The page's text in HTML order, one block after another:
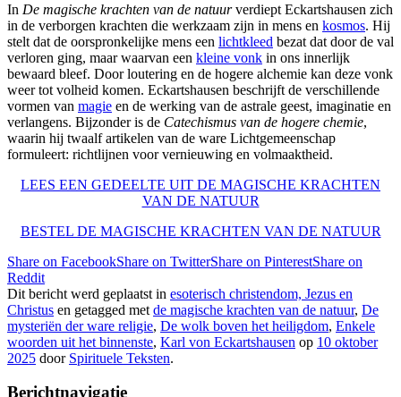
In De magische krachten van de natuurverdiept Eckartshausen zich
in de verborgen krachten die werkzaam zijn in mens en kosmos. Hij
stelt dat de oorspronkelijke mens een lichtkleed bezat dat door de val
verloren ging, maar waarvan een kleine vonk in ons innerlijk
bewaard bleef. Door loutering en de hogere alchemie kan deze vonk
weer tot volheid komen. Eckartshausen beschrijft de verschillende
vormen van magie en de werking van de astrale geest, imaginatie en
verlangens. Bijzonder is de Catechismus van de hogere chemie,
waarin hij twaalf artikelen van de ware Lichtgemeenschap
formuleert: richtlijnen voor vernieuwing en volmaaktheid.
LEES EEN GEDEELTE UIT DE MAGISCHE KRACHTEN
VAN DE NATUUR
BESTEL DE MAGISCHE KRACHTEN VAN DE NATUUR
Share on FacebookShare on TwitterShare on PinterestShare on
Reddit
Dit bericht werd geplaatst in esoterisch christendom, Jezus en
Christus en getagged met de magische krachten van de natuur, De
mysteriën der ware religie, De wolk boven het heiligdom, Enkele
woorden uit het binnenste, Karl von Eckartshausen op 10 oktober
2025 door Spirituele Teksten.
Berichtnavigatie